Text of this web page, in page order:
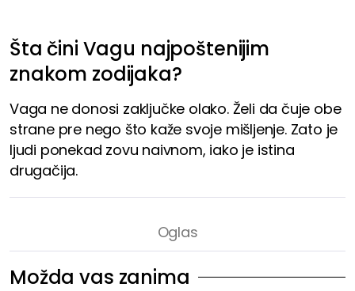
Šta čini Vagu najpoštenijim
znakom zodijaka?
Vaga ne donosi zaključke olako. Želi da čuje obe
strane pre nego što kaže svoje mišljenje. Zato je
ljudi ponekad zovu naivnom, iako je istina
drugačija.
Možda vas zanima